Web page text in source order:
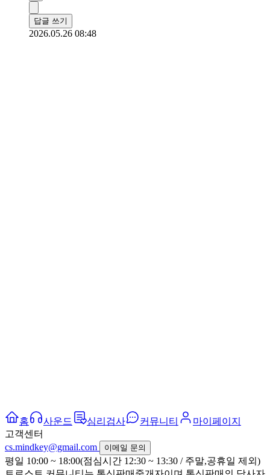
답글 쓰기
2026.05.26 08:48
홈 사운드 심리검사 커뮤니티
마이페이지
고객센터
cs.mindkey@gmail.com
이메일 문의
평일 10:00 ~ 18:00(점심시간 12:30 ~ 13:30 / 주말,공휴일 제외)